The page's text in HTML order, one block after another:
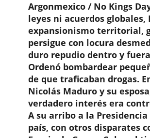
Argonmexico / No Kings
leyes ni acuerdos
expansionismo territorial,
persigue con locura
duro repudio dentro y
Ordenó bombardear
de que traficaban drogas.
Nicolás Maduro y su
verdadero interés era
A su arribo a la
país, con otros disparates